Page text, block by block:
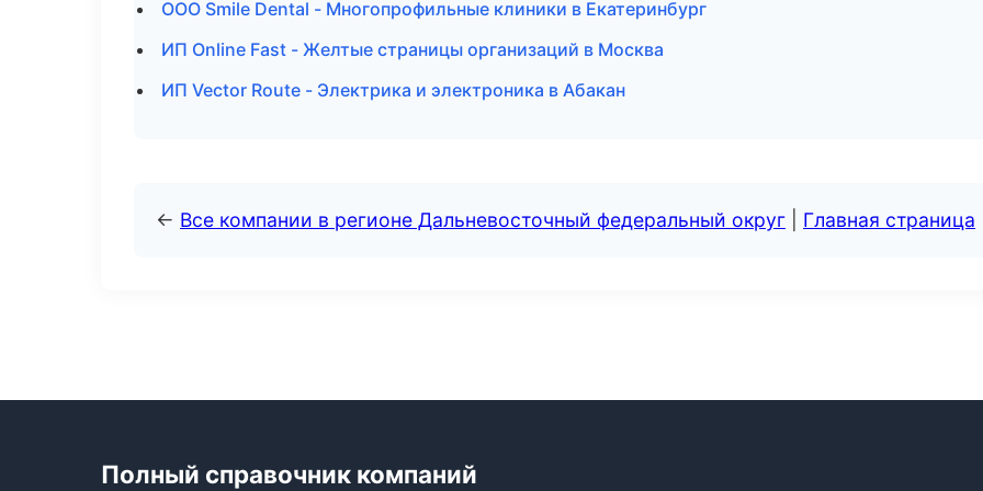
ООО Smile Dental - Многопрофильные клиники в Екатеринбург
ИП Online Fast - Желтые страницы организаций в Москва
ИП Vector Route - Электрика и электроника в Абакан
← Все компании в регионе Дальневосточный федеральный округ Главная страница
Полный справочник компаний